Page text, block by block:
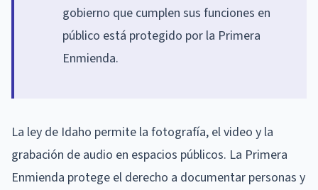
gobierno que cumplen sus funciones en
público está protegido por la Primera
Enmienda.
La ley de Idaho permite la fotografía, el video y la
grabación de audio en espacios públicos. La Primera
Enmienda protege el derecho a documentar personas y